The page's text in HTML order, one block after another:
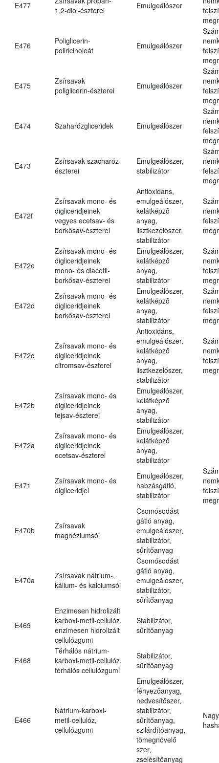
E477
1,2-diol-észterei
Emulgeálószer
E476
Poliglicerin-
poliricinoleát
Emulgeálószer
E475
Zsírsavak
poliglicerin-észterei
Emulgeálószer
E474 Szaharózgliceridek Emulgeálószer
E473
Zsírsavak szacharóz-
észterei
Emulgeálószer,
stabilizátor
E472f
Zsírsavak mono- és
digliceridjeinek
vegyes ecetsav- és
borkősav-észterei
Antioxidáns,
emulgeálószer,
kelátképző
anyag,
lisztkezelőszer,
stabilizátor
E472e
Zsírsavak mono- és
digliceridjeinek
mono- és diacetil-
borkősav-észterei
Emulgeálószer,
kelátképző
anyag,
stabilizátor
E472d
Zsírsavak mono- és
digliceridjeinek
borkősav-észterei
Emulgeálószer,
kelátképző
anyag,
stabilizátor
E472c
Zsírsavak mono- és
digliceridjeinek
citromsav-észterei
Antioxidáns,
emulgeálószer,
kelátképző
anyag,
lisztkezelőszer,
stabilizátor
E472b
Zsírsavak mono- és
digliceridjeinek
tejsav-észterei
Emulgeálószer,
kelátképző
anyag,
stabilizátor
E472a
Zsírsavak mono- és
digliceridjeinek
ecetsav-észterei
Emulgeálószer,
kelátképző
anyag,
stabilizátor
E471
Zsírsavak mono- és
digliceridjei
Emulgeálószer,
habzásgátló,
stabilizátor
E470b
Zsírsavak
magnéziumsói
Csomósodást
gátló anyag,
emulgeálószer,
stabilizátor,
sűrítőanyag
E470a
Zsírsavak nátrium-,
kálium- és kalciumsói
Csomósodást
gátló anyag,
emulgeálószer,
stabilizátor,
sűrítőanyag
E469
Enzimesen hidrolizált
karboxi-metil-cellulóz,
enzimesen hidrolizált
cellulózgumi
Stabilizátor,
sűrítőanyag
E468
Térhálós nátrium-
karboxi-metil-cellulóz,
térhálós cellulózgumi
Stabilizátor,
sűrítőanyag
E466
Nátrium-karboxi-
metil-cellulóz,
cellulózgumi
Emulgeálószer,
fényezőanyag,
nedvesítőszer,
stabilizátor,
sűrítőanyag,
szilárdítóanyag,
tömegnövelő
szer,
zselésítőanyag